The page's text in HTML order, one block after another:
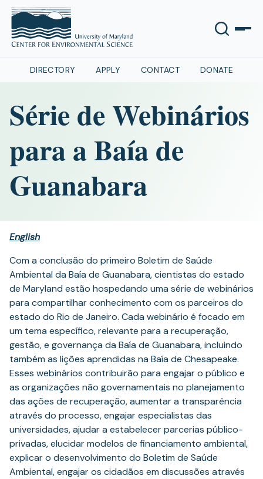
DIRECTORY APPLY CONTACT DONATE
Série de Webinários
para a Baía de
Guanabara
English
Com a conclusão do primeiro Boletim de Saúde
Ambiental da Baía de Guanabara, cientistas do estado
de Maryland estão hospedando uma série de webinários
para compartilhar conhecimento com os parceiros do
estado do Rio de Janeiro. Cada webinário é focado em
um tema específico, relevante para a recuperação,
gestão, e governança da Baía de Guanabara, incluindo
também as lições aprendidas na Baía de Chesapeake.
Esses webinários contribuirão para engajar o público e
as organizações não governamentais no planejamento
das ações de recuperação, aumentar a transparência
através do processo, engajar especialistas das
universidades, ajudar a estabelecer parcerias público-
privadas, elucidar modelos de financiamento ambiental,
explicar o desenvolvimento do Boletim de Saúde
Ambiental, engajar os cidadãos em discussões através